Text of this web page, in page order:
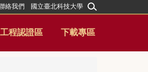
工程認證區 下載專區
絡我們 國立臺北科技大學